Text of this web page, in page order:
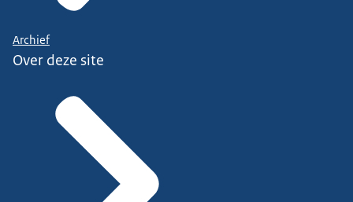
Archief
Over deze site